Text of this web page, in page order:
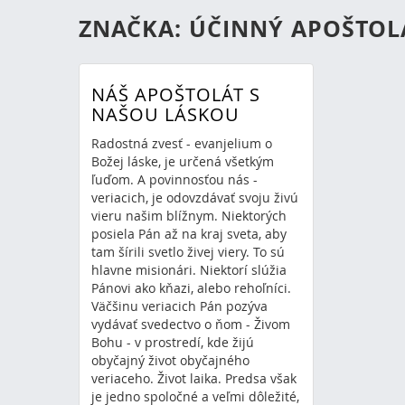
ZNAČKA: ÚČINNÝ
NÁŠ APOŠTOLÁT S
NAŠOU LÁSKOU
Radostná zvesť - evanjelium o
Božej láske, je určená všetkým
ľuďom. A povinnosťou nás -
veriacich, je odovzdávať svoju živú
vieru našim blížnym. Niektorých
posiela Pán až na kraj sveta, aby
tam šírili svetlo živej viery. To sú
hlavne misionári. Niektorí slúžia
Pánovi ako kňazi, alebo rehoľníci.
Väčšinu veriacich Pán pozýva
vydávať svedectvo o ňom - Živom
Bohu - v prostredí, kde žijú
obyčajný život obyčajného
veriaceho. Život laika. Predsa však
je jedno spoločné a veľmi dôležité,